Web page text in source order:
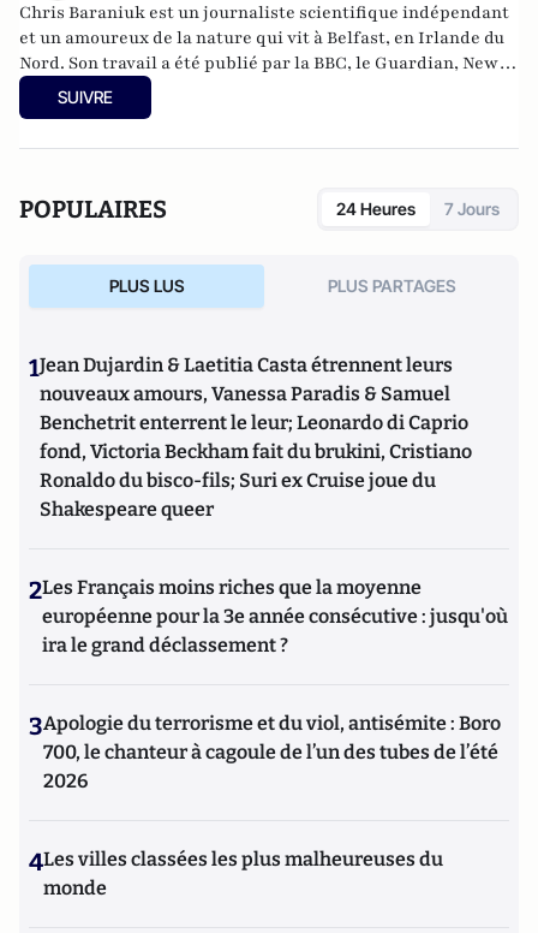
Chris Baraniuk est un journaliste scientifique indépendant
et un amoureux de la nature qui vit à Belfast, en Irlande du
Nord. Son travail a été publié par la BBC, le Guardian, New
Scientist, Scientific American et Hakai Magazine, entre
autres.
SUIVRE
POPULAIRES 24 Heures 7 Jours
PLUS LUS PLUS PARTAGES
1Jean Dujardin & Laetitia Casta étrennent leurs
nouveaux amours, Vanessa Paradis & Samuel
Benchetrit enterrent le leur; Leonardo di Caprio
fond, Victoria Beckham fait du brukini, Cristiano
Ronaldo du bisco-fils; Suri ex Cruise joue du
Shakespeare queer
2Les Français moins riches que la moyenne
européenne pour la 3e année consécutive : jusqu'où
ira le grand déclassement ?
3Apologie du terrorisme et du viol, antisémite : Boro
700, le chanteur à cagoule de l’un des tubes de l’été
2026
4Les villes classées les plus malheureuses du
monde